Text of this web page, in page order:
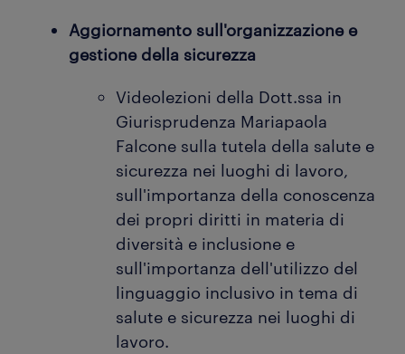
Aggiornamento sull'organizzazione e
gestione della sicurezza
Videolezioni della Dott.ssa in
Giurisprudenza Mariapaola
Falcone sulla tutela della salute e
sicurezza nei luoghi di lavoro,
sull'importanza della conoscenza
dei propri diritti in materia di
diversità e inclusione e
sull'importanza dell'utilizzo del
linguaggio inclusivo in tema di
salute e sicurezza nei luoghi di
lavoro.